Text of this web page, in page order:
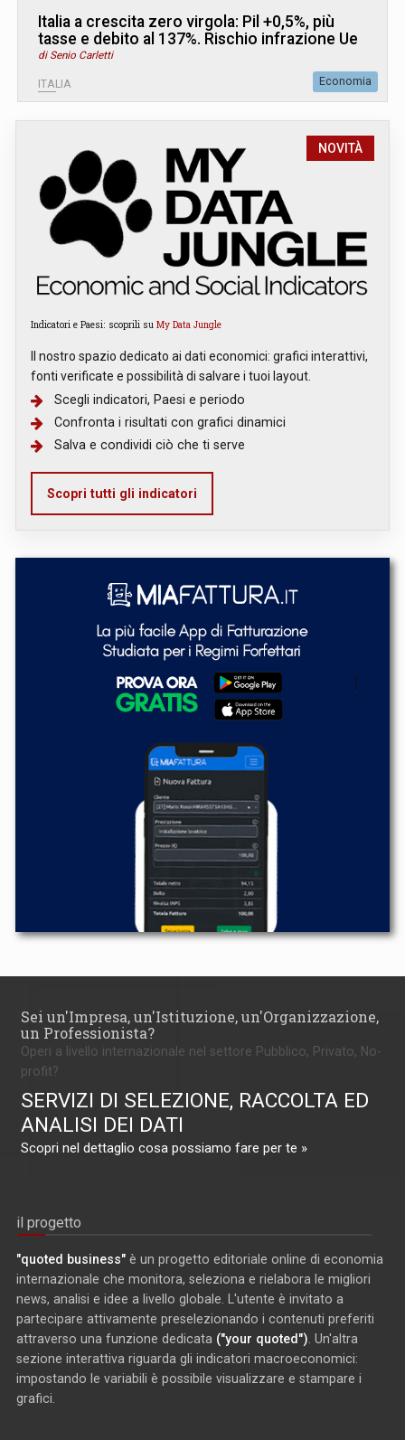
Italia a crescita zero virgola: Pil +0,5%, più
tasse e debito al 137%. Rischio infrazione Ue
di Senio Carletti
ITALIA Economia
NOVITÀ
Indicatori e Paesi: scoprili su My Data Jungle
Il nostro spazio dedicato ai dati economici: grafici interattivi,
fonti verificate e possibilità di salvare i tuoi layout.
Scegli indicatori, Paesi e periodo
Confronta i risultati con grafici dinamici
Salva e condividi ciò che ti serve
Scopri tutti gli indicatori
Sei un'Impresa, un'Istituzione, un'Organizzazione,
un Professionista?
Operi a livello internazionale nel settore Pubblico, Privato, No-
profit?
SERVIZI DI SELEZIONE, RACCOLTA ED
ANALISI DEI DATI
Scopri nel dettaglio cosa possiamo fare per te »
il progetto
"quoted business" è un progetto editoriale online di economia
internazionale che monitora, seleziona e rielabora le migliori
news, analisi e idee a livello globale. L'utente è invitato a
partecipare attivamente preselezionando i contenuti preferiti
attraverso una funzione dedicata ("your quoted") . Un'altra
sezione interattiva riguarda gli indicatori macroeconomici:
impostando le variabili è possibile visualizzare e stampare i
grafici.